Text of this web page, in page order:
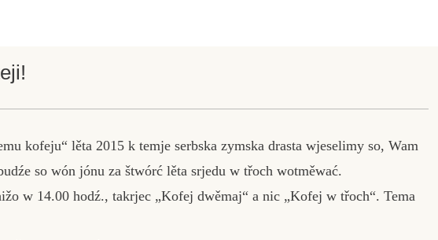
kofeju“ lěta 2015 k temje serbska zymska drasta wjeselimy so, Wam
so wón jónu za štwórć lěta srjedu w třoch wotměwać.
w 14.00 hodź., takrjec „Kofej dwěmaj“ a nic „Kofej w třoch“. Tema